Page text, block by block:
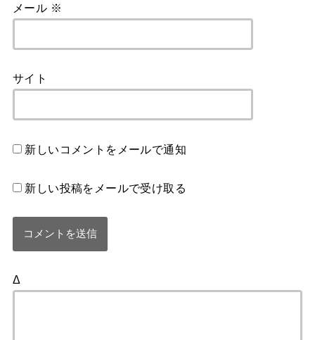
メール ※
サイト
新しいコメントをメールで通知
新しい投稿をメールで受け取る
Δ